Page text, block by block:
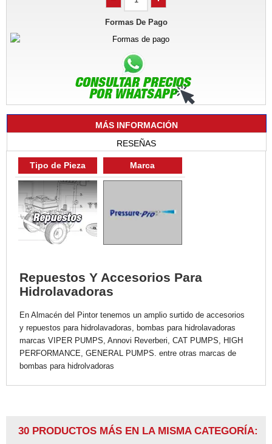
Formas De Pago
MÁS INFORMACIÓN
RESEÑAS
Tipo de Pieza Marca
Repuestos Y Accesorios Para
Hidrolavadoras
En Almacén del Pintor tenemos un amplio surtido de accesorios
y repuestos para hidrolavadoras, bombas para hidrolavadoras
marcas VIPER PUMPS, Annovi Reverberi, CAT PUMPS, HIGH
PERFORMANCE, GENERAL PUMPS. entre otras marcas de
bombas para hidrolvadoras
30 PRODUCTOS MÁS EN LA MISMA CATEGORÍA: